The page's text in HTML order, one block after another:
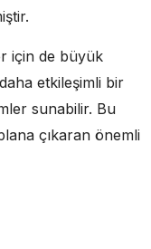
için de büyük
etkileşimli bir
sunabilir. Bu
çıkaran önemli